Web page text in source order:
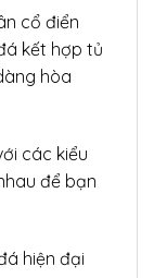
cổ điển
kết hợp tủ
hòa
các kiểu
để bạn
hiện đại